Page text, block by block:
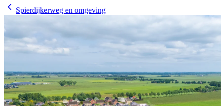
Spierdijkerweg en omgeving